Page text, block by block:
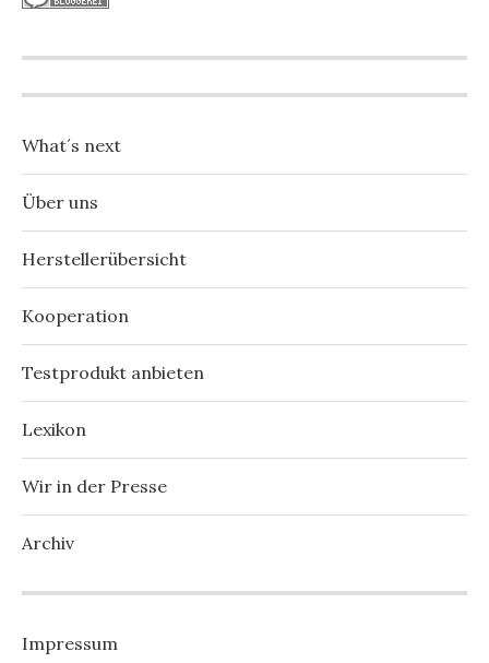
What´s next
Über uns
Herstellerübersicht
Kooperation
Testprodukt anbieten
Lexikon
Wir in der Presse
Archiv
Impressum